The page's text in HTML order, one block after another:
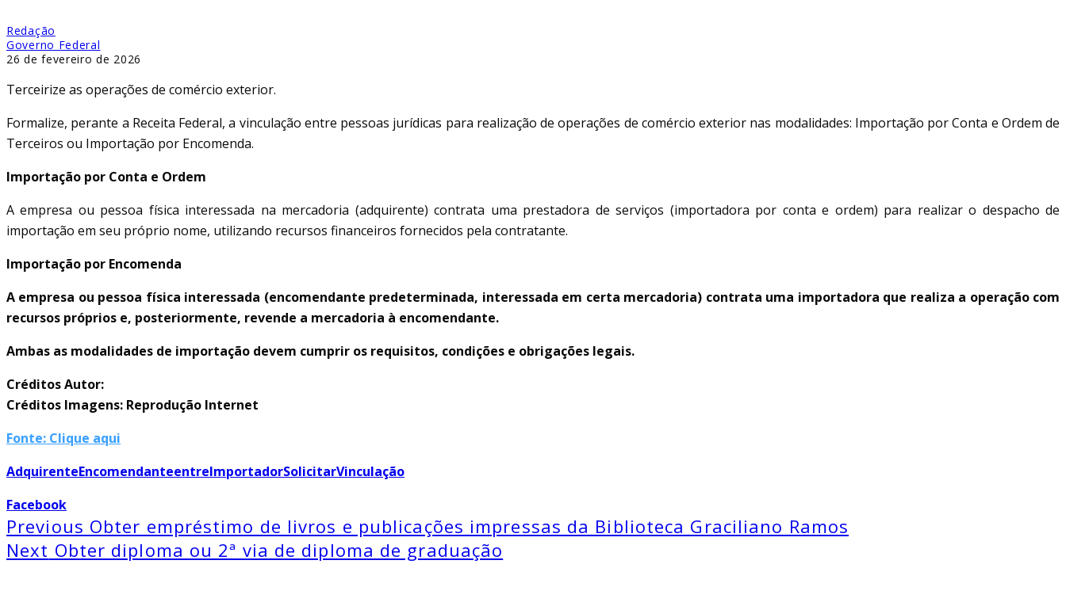
Redação
Governo Federal
26 de fevereiro de 2026
Terceirize as operações de comércio exterior.
Formalize, perante a Receita Federal, a vinculação entre pessoas jurídicas para realização de operações de comércio exterior nas modalidades: Importação por Conta e Ordem de
Terceiros ou Importação por Encomenda.
Importação por Conta e Ordem
A empresa ou pessoa física interessada na mercadoria (adquirente) contrata uma prestadora de serviços (importadora por conta e ordem) para realizar o despacho de
importação em seu próprio nome, utilizando recursos financeiros fornecidos pela contratante.
Importação por Encomenda
A empresa ou pessoa física interessada (encomendante predeterminada, interessada em certa mercadoria) contrata uma importadora que realiza a operação com
recursos próprios e, posteriormente, revende a mercadoria à encomendante.
Ambas as modalidades de importação devem cumprir os requisitos, condições e obrigações legais.
Créditos Autor:
Créditos Imagens: Reprodução Internet
Fonte: Clique aqui
AdquirenteEncomendanteentreImportadorSolicitarVinculação
Facebook
Previous Obter empréstimo de livros e publicações impressas da Biblioteca Graciliano Ramos​
Next Obter diploma ou 2ª via de diploma de graduação